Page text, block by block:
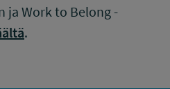
ja Work to Belong -
.